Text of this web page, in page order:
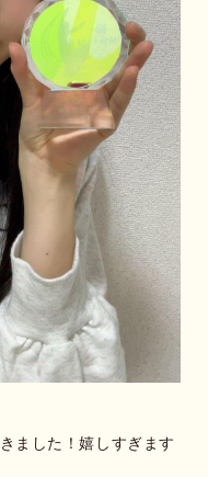
ました！嬉しすぎます